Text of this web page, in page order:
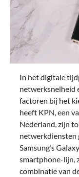
In het digitale
netwerksnelheid
factoren bij het
heeft KPN, een
Nederland, zijn
netwerkdiensten
Samsung’s
smartphone-lijn,
combinatie van